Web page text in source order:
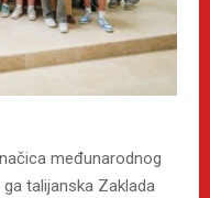
međunarodnog
talijanska Zaklada